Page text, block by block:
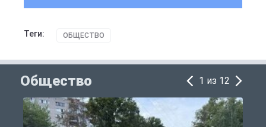
Теги: ОБЩЕСТВО
Общество 1 из 12